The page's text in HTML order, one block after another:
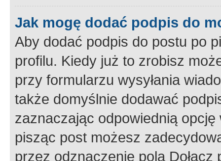
Jak mogę dodać podpis do
Aby dodać podpis do postu po
profilu. Kiedy już to zrobisz
przy formularzu wysyłania
także domyślnie dodawać
zaznaczając odpowiednią
pisząc post możesz
przez odznaczenie pola